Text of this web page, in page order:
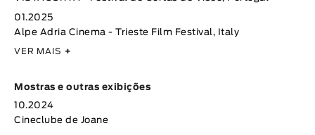
01.2025
Alpe Adria Cinema - Trieste Film Festival, Italy
VER MAIS +
Mostras e outras exibições
10.2024
Cineclube de Joane